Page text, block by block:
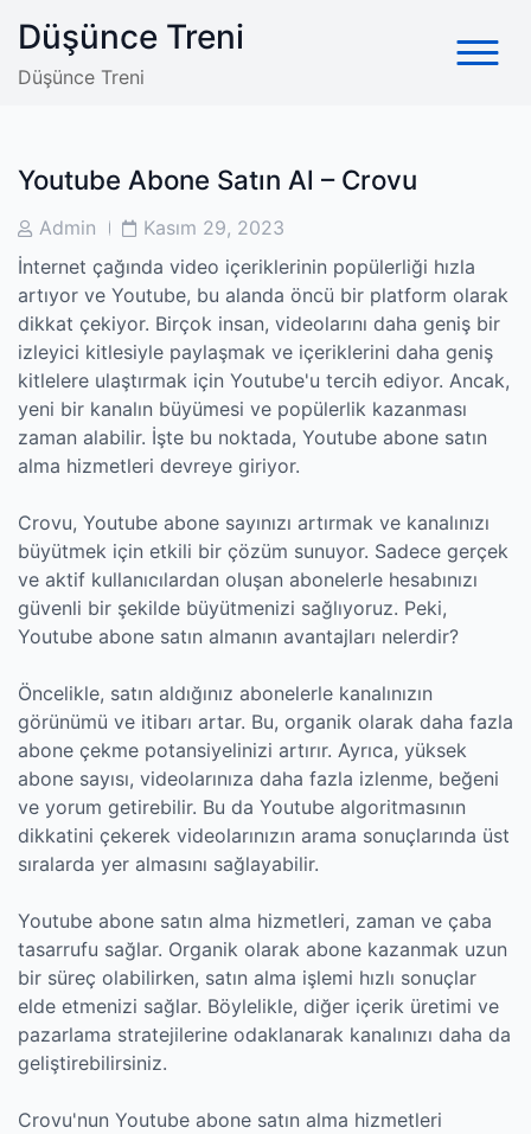
content
Düşünce Treni
Düşünce Treni
Youtube Abone Satın Al – Crovu
PostAdmin
PostKasım 29, 2023
İnternet çağında video içeriklerinin popülerliği hızla
artıyor ve Youtube, bu alanda öncü bir platform olarak
dikkat çekiyor. Birçok insan, videolarını daha geniş bir
izleyici kitlesiyle paylaşmak ve içeriklerini daha geniş
kitlelere ulaştırmak için Youtube'u tercih ediyor. Ancak,
yeni bir kanalın büyümesi ve popülerlik kazanması
zaman alabilir. İşte bu noktada, Youtube abone satın
alma hizmetleri devreye giriyor.
Crovu, Youtube abone sayınızı artırmak ve kanalınızı
büyütmek için etkili bir çözüm sunuyor. Sadece gerçek
ve aktif kullanıcılardan oluşan abonelerle hesabınızı
güvenli bir şekilde büyütmenizi sağlıyoruz. Peki,
Youtube abone satın almanın avantajları nelerdir?
Öncelikle, satın aldığınız abonelerle kanalınızın
görünümü ve itibarı artar. Bu, organik olarak daha fazla
abone çekme potansiyelinizi artırır. Ayrıca, yüksek
abone sayısı, videolarınıza daha fazla izlenme, beğeni
ve yorum getirebilir. Bu da Youtube algoritmasının
dikkatini çekerek videolarınızın arama sonuçlarında üst
sıralarda yer almasını sağlayabilir.
Youtube abone satın alma hizmetleri, zaman ve çaba
tasarrufu sağlar. Organik olarak abone kazanmak uzun
bir süreç olabilirken, satın alma işlemi hızlı sonuçlar
elde etmenizi sağlar. Böylelikle, diğer içerik üretimi ve
pazarlama stratejilerine odaklanarak kanalınızı daha da
geliştirebilirsiniz.
Crovu'nun Youtube abone satın alma hizmetleri